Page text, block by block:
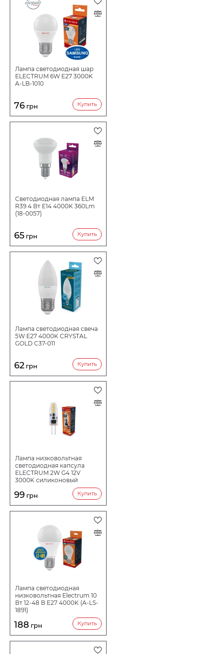
Лампа светодиодная шар
ELECTRUM 6W E27 3000K
A-LB-1010
76 грн Купить
Светодиодная лампа ELM
R39 4 Вт E14 4000K 360Lm
(18-0057)
65 грн Купить
Лампа светодиодная свеча
5W E27 4000K CRYSTAL
GOLD C37-011
62 грн Купить
Лампа низковольтная
светодиодная капсула
ELECTRUM 2W G4 12V
3000K силиконовый
99 грн Купить
Лампа светодиодная
низковольтная Electrum 10
Вт 12-48 В E27 4000K (A-LS-
1891)
188 грн Купить